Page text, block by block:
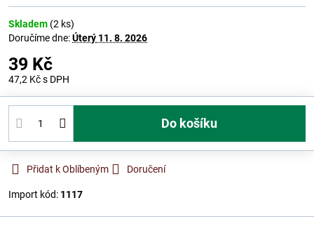
Skladem (2 ks)
Doručíme dne:Úterý 11. 8. 2026
39 Kč
47,2 Kčs DPH
Do košíku
Přidat k Oblíbeným Doručení
Import kód: 1117